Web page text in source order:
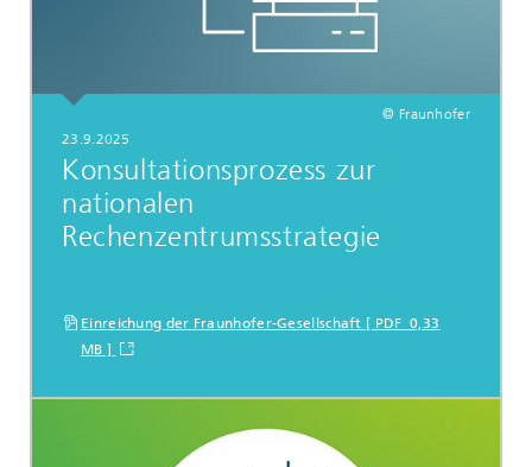
© Fraunhofer
23.9.2025
Konsultationsprozess zur
nationalen
Rechenzentrumsstrategie
Einreichung der Fraunhofer-Gesellschaft [ PDF 0,33
MB ]